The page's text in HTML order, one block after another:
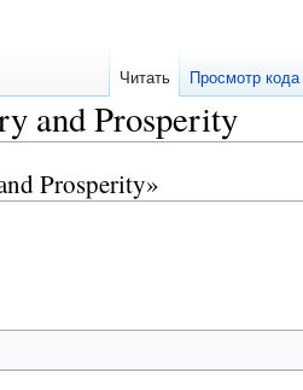
and Prosperity
Prosperity»
Читать Просмотр кода